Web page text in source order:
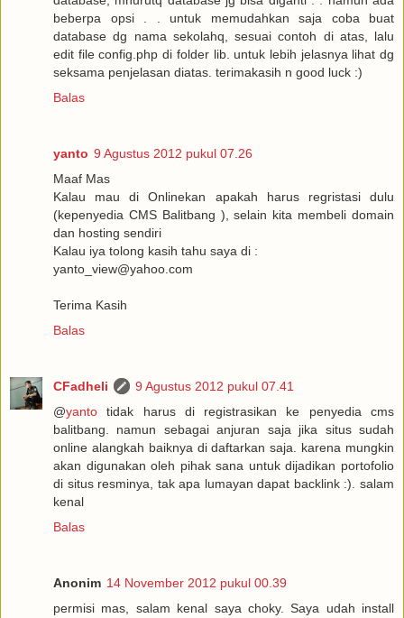
beberpa opsi . . untuk memudahkan saja coba buat
database dg nama sekolahq, sesuai contoh di atas, lalu
edit file config.php di folder lib. untuk lebih jelasnya lihat dg
seksama penjelasan diatas. terimakasih n good luck :)
Balas
yanto 9 Agustus 2012 pukul 07.26
Maaf Mas
Kalau mau di Onlinekan apakah harus regristasi dulu
(kepenyedia CMS Balitbang ), selain kita membeli domain
dan hosting sendiri
Kalau iya tolong kasih tahu saya di :
yanto_view@yahoo.com
Terima Kasih
Balas
CFadheli
9 Agustus 2012 pukul 07.41
@yanto tidak harus di registrasikan ke penyedia cms
balitbang. namun sebagai anjuran saja jika situs sudah
online alangkah baiknya di daftarkan saja. karena mungkin
akan digunakan oleh pihak sana untuk dijadikan portofolio
di situs resminya, tak apa lumayan dapat backlink :). salam
kenal
Balas
Anonim 14 November 2012 pukul 00.39
permisi mas, salam kenal saya choky. Saya udah install